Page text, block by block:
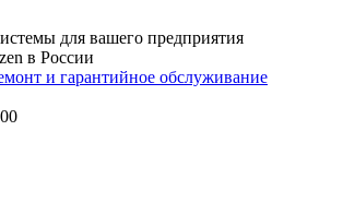
для вашего предприятия
в России
и гарантийное обслуживание